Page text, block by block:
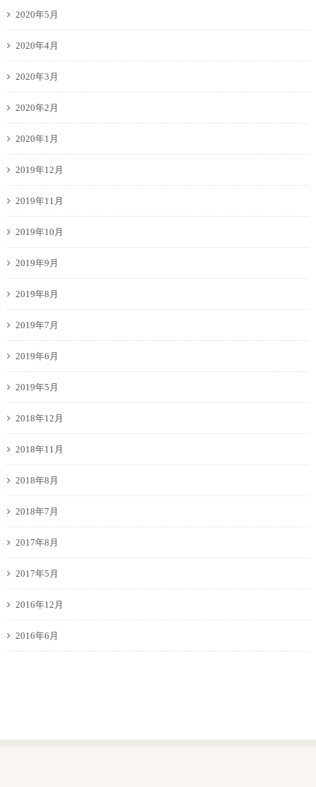
2020年5月
2020年4月
2020年3月
2020年2月
2020年1月
2019年12月
2019年11月
2019年10月
2019年9月
2019年8月
2019年7月
2019年6月
2019年5月
2018年12月
2018年11月
2018年8月
2018年7月
2017年8月
2017年5月
2016年12月
2016年6月